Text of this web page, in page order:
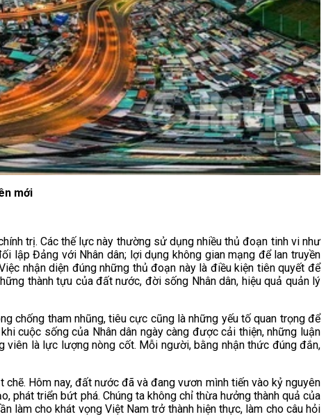
mới
trị. Các thế lực này thường sử dụng nhiều thủ đoạn tinh vi như
lập Đảng với Nhân dân; lợi dụng không gian mạng để lan truyền
nhận diện đúng những thủ đoạn này là điều kiện tiên quyết để
thành tựu của đất nước, đời sống Nhân dân, hiệu quả quản lý
chống tham nhũng, tiêu cực cũng là những yếu tố quan trọng để
cuộc sống của Nhân dân ngày càng được cải thiện, những luận
viên là lực lượng nòng cốt. Mỗi người, bằng nhận thức đúng đắn,
Hôm nay, đất nước đã và đang vươn mình tiến vào kỷ nguyên
phát triển bứt phá. Chúng ta không chỉ thừa hưởng thành quả của
cho khát vọng Việt Nam trở thành hiện thực, làm cho câu hỏi